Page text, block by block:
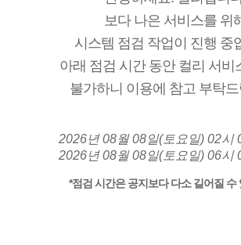
보다 나은 서비스를 위
시스템 점검 작업이 진행 중
아래 점검 시간 동안 컬리 서비
불가하니 이용에 참고 부탁
2026년 08월 08일(토요일) 02시
2026년 08월 08일(토요일) 06시
*점검 시간은 공지보다 다소 길어질 수